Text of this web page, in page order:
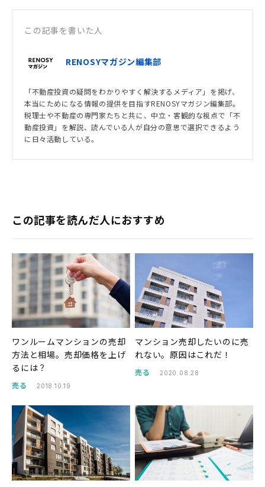
この記事を書いた人
RENOSYマガジン編集部
「不動産投資の疑問をわかりやすく解決するメディア」を掲げ、
本当にためになる情報の提供を目指すRENOSYマガジン編集部。
税理士や不動産の専門家たちと共に、中立・客観的な視点で「不
動産投資」を解説、読んでいる人が自分の意思で選択できるよう
に日々活動している。
この記事を読んだ人におすすめ
ワンルームマンションの売却
方法と相場。売却価格を上げ
るには？
売る 2018.10.19
マンション売却したいのに売
れない。原因はこれだ！
売る 2020.08.28